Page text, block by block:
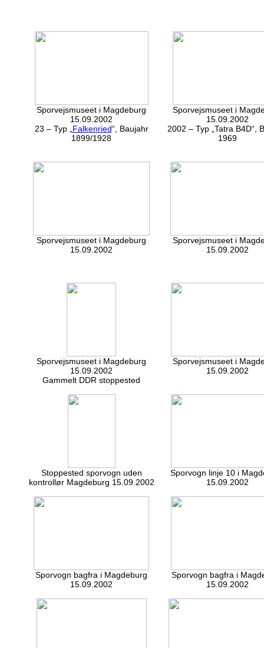
Sporvejsmuseet i Magdeburg
15.09.2002
23 – Typ „Falkenried“, Baujahr
1899/1928
Sporvejsmuseet i
15.09.2002
2002 – Typ „Tatra B4D“,
1969
Sporvejsmuseet i Magdeburg
15.09.2002
Sporvejsmuseet i
15.09.2002
Sporvejsmuseet i Magdeburg
15.09.2002
Gammelt DDR stoppested
Sporvejsmuseet i
15.09.2002
Stoppested sporvogn uden
kontrollør Magdeburg 15.09.2002
Sporvogn linje 10 i
15.09.2002
Sporvogn bagfra i Magdeburg
15.09.2002
Sporvogn bagfra i
15.09.2002